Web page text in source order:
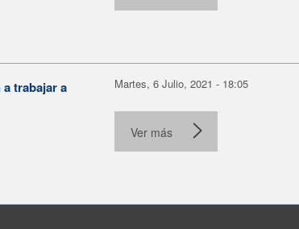
trabajar a
Martes, 6 Julio, 2021 - 18:05
Ver más